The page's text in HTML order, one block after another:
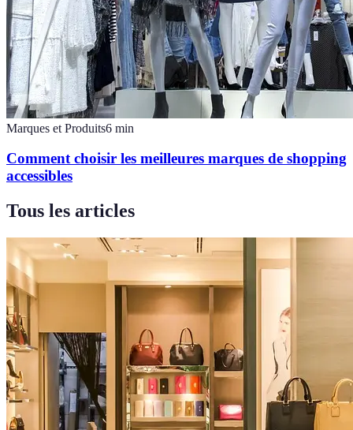
Marques et Produits6 min
Comment choisir les meilleures marques de shopping
accessibles
Tous les articles